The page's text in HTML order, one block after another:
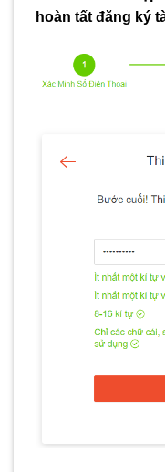
hoàn tất đăng ký